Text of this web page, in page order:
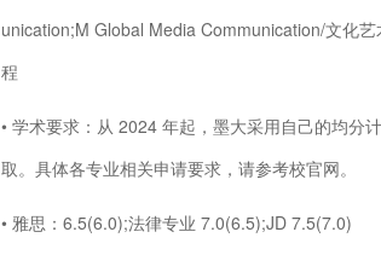
unication;M Global Media Communication/文化
程
• 学术要求：从 2024 年起，墨大采用自己的均分
取。具体各专业相关申请要求，请参考校官网。
• 雅思：6.5(6.0);法律专业 7.0(6.5);JD 7.5(7.0)